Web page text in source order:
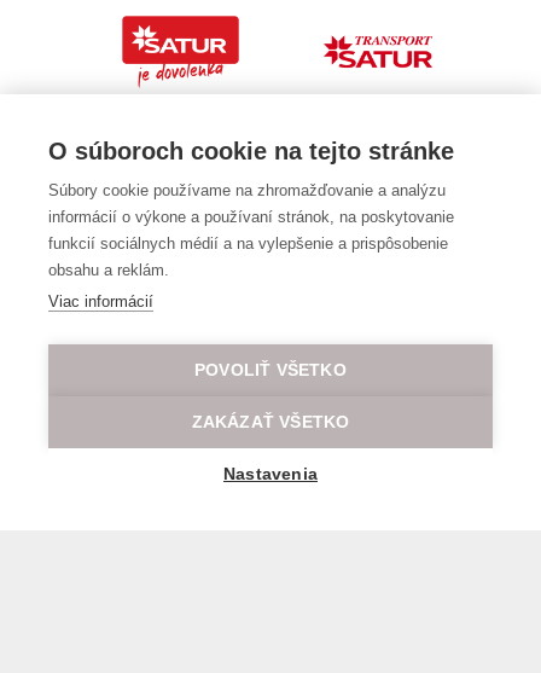
O súboroch cookie na tejto stránke
Súbory cookie používame na zhromažďovanie a analýzu
informácií o výkone a používaní stránok, na poskytovanie
funkcií sociálnych médií a na vylepšenie a prispôsobenie
obsahu a reklám.
Viac informácií
POVOLIŤ VŠETKO
ZAKÁZAŤ VŠETKO
Nastavenia